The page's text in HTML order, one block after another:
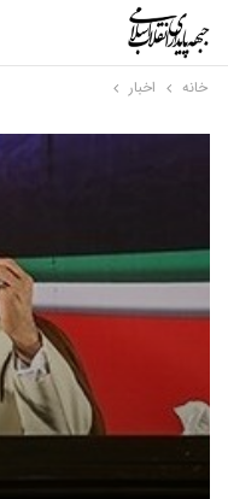
خانه اخبار